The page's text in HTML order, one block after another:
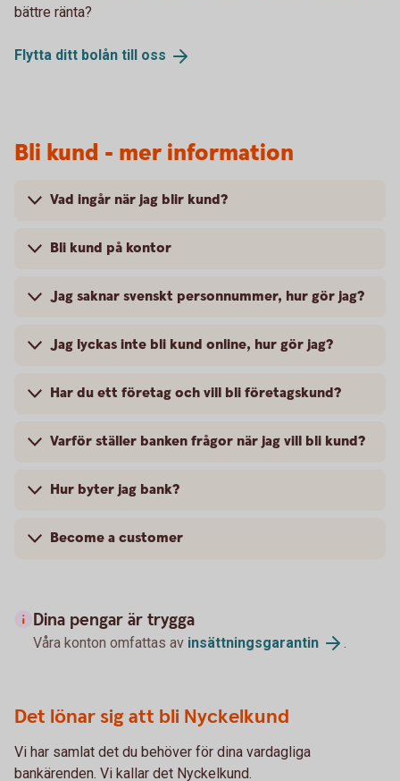
bättre ränta?
Flytta ditt bolån till oss
Bli kund - mer information
Vad ingår när jag blir kund?
Bli kund på kontor
Jag saknar svenskt personnummer, hur gör jag?
Jag lyckas inte bli kund online, hur gör jag?
Har du ett företag och vill bli företagskund?
Varför ställer banken frågor när jag vill bli kund?
Hur byter jag bank?
Become a customer
Dina pengar är trygga
Våra konton omfattas av insättningsgarantin
Det lönar sig att bli Nyckelkund
Vi har samlat det du behöver för dina vardagliga
bankärenden. Vi kallar det Nyckelkund.